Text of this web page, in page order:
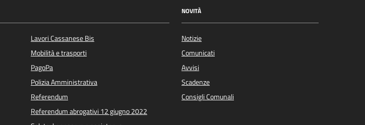
Lavori Cassanese Bis
Mobilità e trasporti
PagoPa
Polizia Amministrativa
Referendum
Referendum abrogativi 12 giugno 2022
NOVITÀ
Notizie
Comunicati
Avvisi
Scadenze
Consigli Comunali